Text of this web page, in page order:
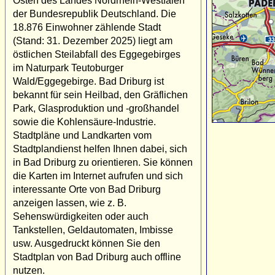
der Bundesrepublik Deutschland. Die
18.876 Einwohner zählende Stadt
(Stand: 31. Dezember 2025) liegt am
östlichen Steilabfall des Eggegebirges
im Naturpark Teutoburger
Wald/Eggegebirge. Bad Driburg ist
bekannt für sein Heilbad, den Gräflichen
Park, Glasproduktion und -großhandel
sowie die Kohlensäure-Industrie.
Stadtpläne und Landkarten vom
Stadtplandienst helfen Ihnen dabei, sich
in Bad Driburg zu orientieren. Sie können
die Karten im Internet aufrufen und sich
interessante Orte von Bad Driburg
anzeigen lassen, wie z. B.
Sehenswürdigkeiten oder auch
Tankstellen, Geldautomaten, Imbisse
usw. Ausgedruckt können Sie den
Stadtplan von Bad Driburg auch offline
nutzen.